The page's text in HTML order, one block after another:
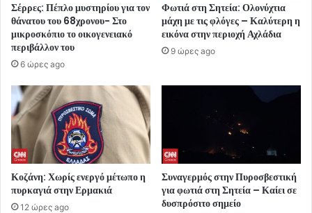
Σέρρες: Πέπλο μυστηρίου για τον
θάνατου του 68χρονου- Στο
μικροσκόπιο το οικογενειακό
περιβάλλον του
6 ώρες ago
Φωτιά στη Σητεία: Ολονύχτια
μάχη με τις φλόγες – Καλύτερη η
εικόνα στην περιοχή Αχλάδια
9 ώρες ago
Κοζάνη: Χωρίς ενεργό μέτωπο η
πυρκαγιά στην Ερμακιά
12 ώρες ago
Συναγερμός στην Πυροσβεστική
για φωτιά στη Σητεία – Καίει σε
δυσπρόσιτο σημείο